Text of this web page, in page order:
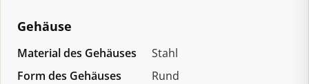
Gehäuse
Material des Gehäuses
Stahl
Form des Gehäuses
Rund